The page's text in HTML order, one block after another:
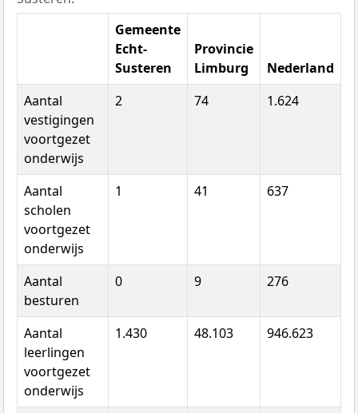
Gemeente
Echt-
Susteren
Provincie
Limburg
Nederland
Aantal
vestigingen
voortgezet
onderwijs
2 74 1.624
Aantal
scholen
voortgezet
onderwijs
1 41 637
Aantal
besturen
0 9 276
Aantal
leerlingen
voortgezet
onderwijs
1.430 48.103 946.623